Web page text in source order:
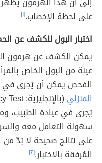
على لحظة الإخصاب.[١]
اختبار البول للكشف عن
يمكن الكشف عن هرمون
عينة من البول الخاص
الفحص يمكن أن يُجرى في
المنزلي
يُجرى في عيادة الطبيب،
سهولة التعامل معه
على نتائج صحيحة لا بُدّ من
المُرفقة بالاختبار.[٢]